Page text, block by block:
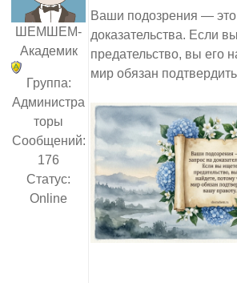
ШЕМШЕМ-
Академик
Группа:
Администра
торы
Сообщений:
176
Статус:
Online
Ваши подозрения — это
доказательства. Если
предательство, вы его
мир обязан